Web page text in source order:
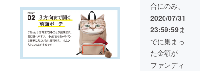
合にのみ、
2020/07/31
23:59:59ま
でに集まっ
た金額が
ファンディ